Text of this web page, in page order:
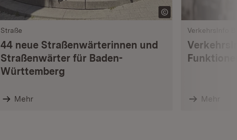
Straße
44 neue Straßenwärterinnen und
Straßenwärter für Baden-
Württemberg
Mehr
VerkehrsInfo
Mehr